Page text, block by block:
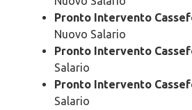
Pronto Intervento
Nuovo Salario
Pronto Intervento
Salario
Pronto Intervento
Salario